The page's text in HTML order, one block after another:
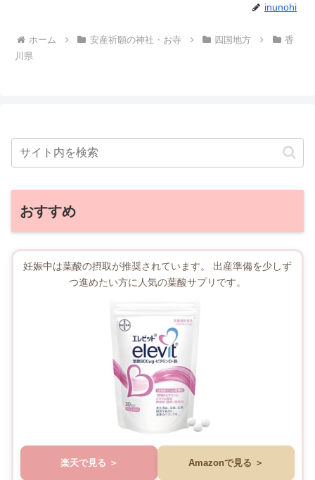
inunohi
ホーム 安産祈願の神社・お寺 四国地方
香
川県
おすすめ
妊娠中は葉酸の摂取が推奨されています。 出産準備を少しず
つ進めたい方に人気の葉酸サプリです。
楽天で見る Amazonで見る